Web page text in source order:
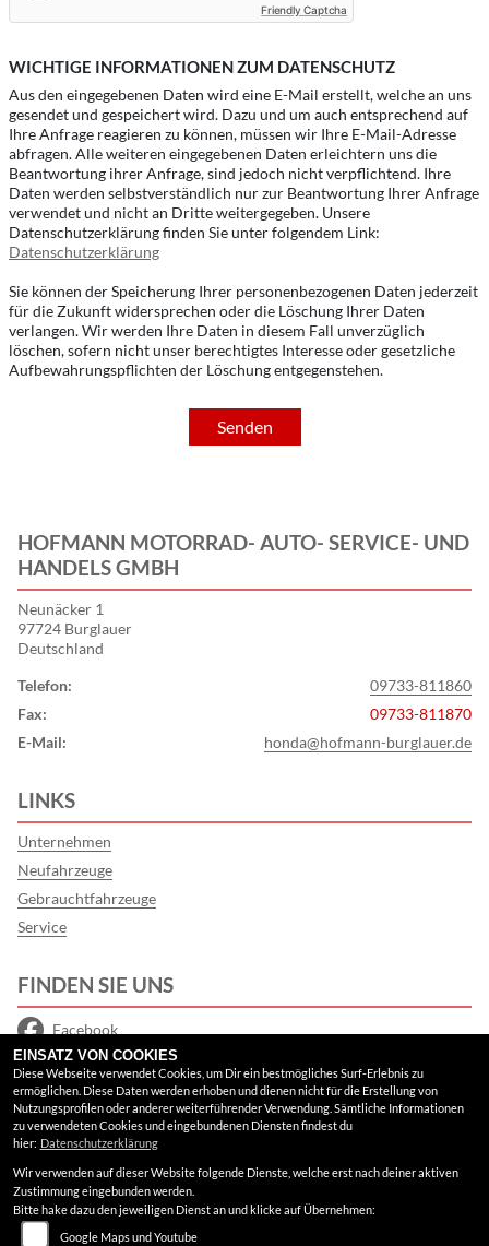
Friendly Captcha
WICHTIGE INFORMATIONEN ZUM DATENSCHUTZ
Aus den eingegebenen Daten wird eine E-Mail erstellt, welche an uns
gesendet und gespeichert wird. Dazu und um auch entsprechend auf
Ihre Anfrage reagieren zu können, müssen wir Ihre E-Mail-Adresse
abfragen. Alle weiteren eingegebenen Daten erleichtern uns die
Beantwortung ihrer Anfrage, sind jedoch nicht verpflichtend. Ihre
Daten werden selbstverständlich nur zur Beantwortung Ihrer Anfrage
verwendet und nicht an Dritte weitergegeben. Unsere
Datenschutzerklärung finden Sie unter folgendem Link:
Datenschutzerklärung
Sie können der Speicherung Ihrer personenbezogenen Daten jederzeit
für die Zukunft widersprechen oder die Löschung Ihrer Daten
verlangen. Wir werden Ihre Daten in diesem Fall unverzüglich
löschen, sofern nicht unser berechtigtes Interesse oder gesetzliche
Aufbewahrungspflichten der Löschung entgegenstehen.
Senden
HOFMANN MOTORRAD- AUTO- SERVICE- UND
HANDELS GMBH
Neunäcker 1
97724 Burglauer
Deutschland
Telefon:
09733-811860
Fax:
09733-811870
E-Mail:
honda@hofmann-burglauer.de
LINKS
Unternehmen
Neufahrzeuge
Gebrauchtfahrzeuge
Service
FINDEN SIE UNS
Facebook
Google Maps
RECHTLICHES
AGB
Impressum
EINSATZ VON COOKIES
Diese Webseite verwendet Cookies, um Dir ein bestmögliches Surf-Erlebnis zu
ermöglichen. Diese Daten werden erhoben und dienen nicht für die Erstellung von
Nutzungsprofilen oder anderer weiterführender Verwendung. Sämtliche Informationen
zu verwendeten Cookies und eingebundenen Diensten findest du
hier: Datenschutzerklärung
Wir verwenden auf dieser Website folgende Dienste, welche erst nach deiner aktiven
Zustimmung eingebunden werden.
Bitte hake dazu den jeweiligen Dienst an und klicke auf Übernehmen:
Google Maps und Youtube